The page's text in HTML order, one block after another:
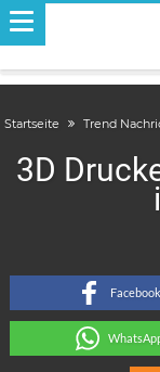
Startseite Trend
3D
Facebook